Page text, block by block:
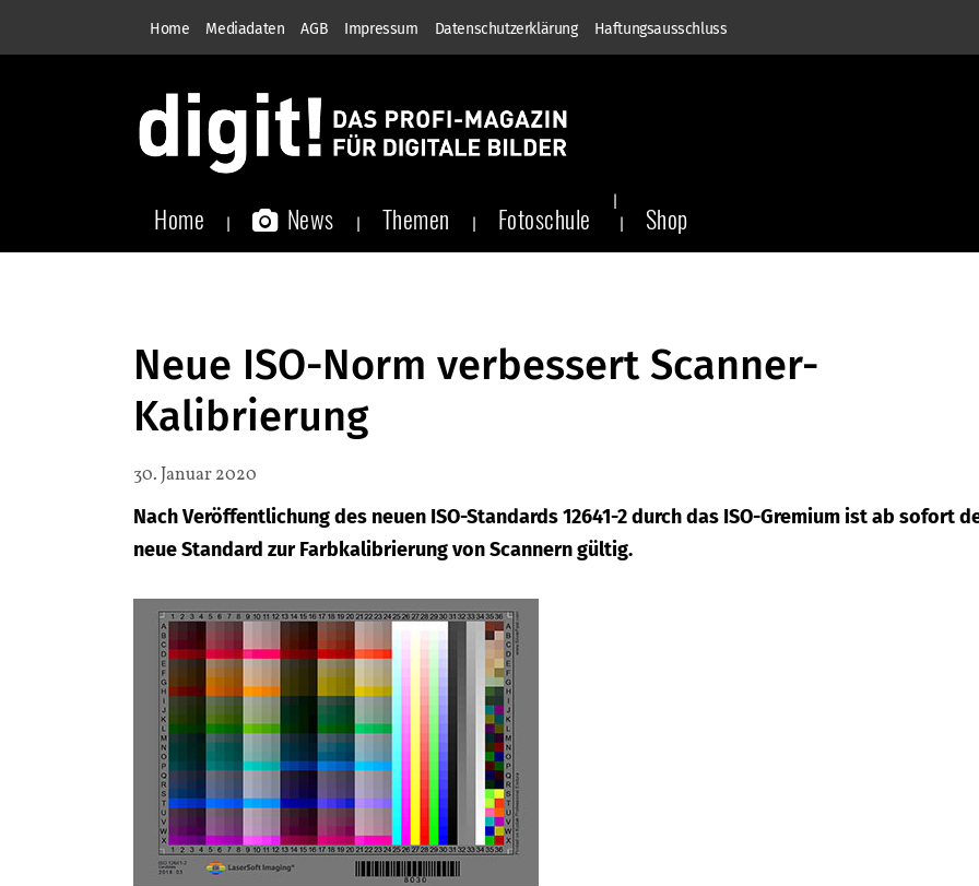
Home Mediadaten AGB Impressum Datenschutzerklärung Haftungsausschluss
Home News Themen Fotoschule Shop
Neue ISO-Norm verbessert Scanner-
Kalibrierung
30. Januar 2020
Nach Veröffentlichung des neuen ISO-Standards 12641-2 durch das ISO-Gremium ist ab sofort
neue Standard zur Farbkalibrierung von Scannern gültig.